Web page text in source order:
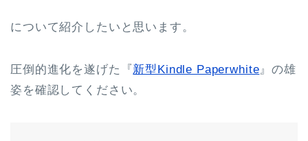
について紹介したいと思います。
圧倒的進化を遂げた『 新型Kindle Paperwhite』の雄
姿を確認してください。